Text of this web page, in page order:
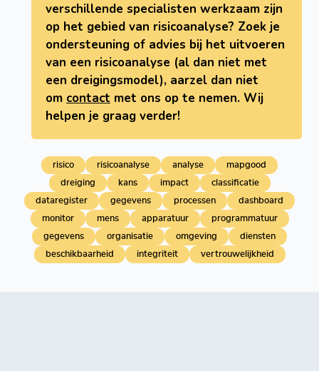
verschillende specialisten werkzaam zijn
op het gebied van risicoanalyse? Zoek je
ondersteuning of advies bij het uitvoeren
van een risicoanalyse (al dan niet met
een dreigingsmodel), aarzel dan niet
om contact met ons op te nemen. Wij
helpen je graag verder!
risico risicoanalyse analyse
mapgood
dreiging
kans impact
classificatie
dataregister
gegevens processen
dashboard
monitor
mens apparatuur
programmatuur
gegevens
organisatie omgeving
diensten
beschikbaarheid
integriteit vertrouwelijkheid